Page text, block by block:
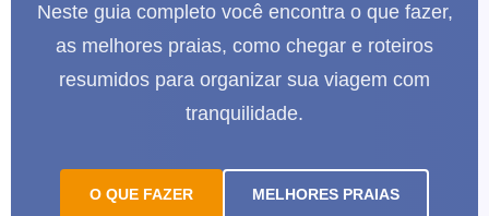
Neste guia completo você encontra o que fazer,
as melhores praias, como chegar e roteiros
resumidos para organizar sua viagem com
tranquilidade.
O QUE FAZER MELHORES PRAIAS